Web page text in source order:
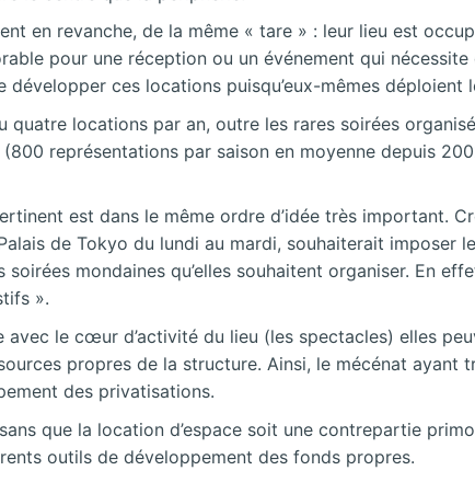
en revanche, de la même « tare » : leur lieu est
pour une réception ou un événement qui
ces locations puisqu’eux-mêmes déploient
locations par an, outre les rares soirées
représentations par saison en moyenne depuis
est dans le même ordre d’idée très important.
de Tokyo du lundi au mardi, souhaiterait imposer
mondaines qu’elles souhaitent organiser. En
».
le cœur d’activité du lieu (les spectacles) elles
propres de la structure. Ainsi, le mécénat ayant
des privatisations.
que la location d’espace soit une contrepartie
outils de développement des fonds propres.